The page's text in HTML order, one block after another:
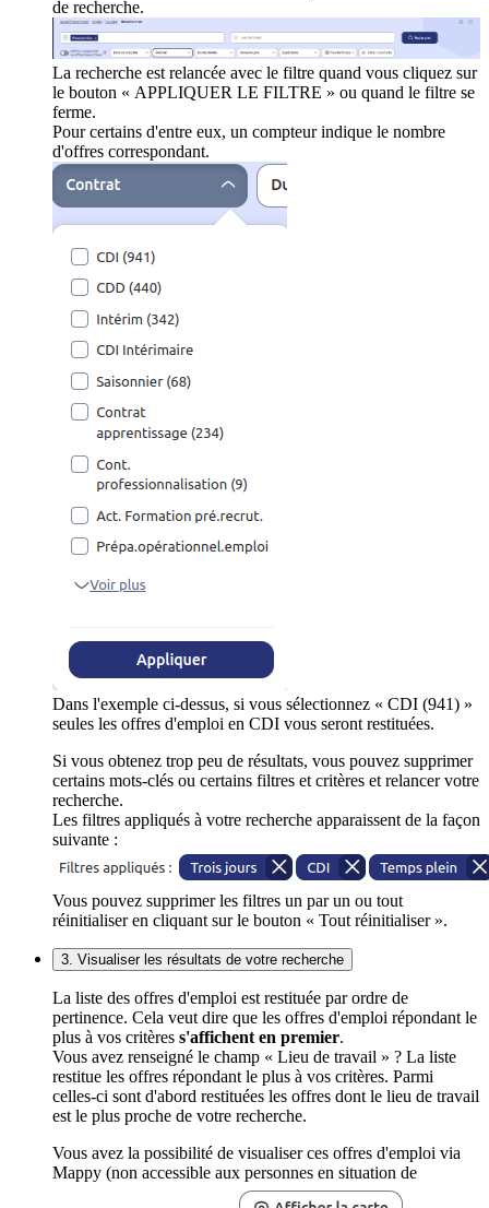
de recherche.
La recherche est relancée avec le filtre quand vous cliquez sur
le bouton « APPLIQUER LE FILTRE » ou quand le filtre se
ferme.
Pour certains d'entre eux, un compteur indique le nombre
d'offres correspondant.
Dans l'exemple ci-dessus, si vous sélectionnez « CDI (941) »
seules les offres d'emploi en CDI vous seront restituées.
Si vous obtenez trop peu de résultats, vous pouvez supprimer
certains mots-clés ou certains filtres et critères et relancer votre
recherche.
Les filtres appliqués à votre recherche apparaissent de la façon
suivante :
Vous pouvez supprimer les filtres un par un ou tout
réinitialiser en cliquant sur le bouton « Tout réinitialiser ».
3. Visualiser les résultats de votre recherche
La liste des offres d'emploi est restituée par ordre de
pertinence. Cela veut dire que les offres d'emploi répondant le
plus à vos critères s'affichent en premier.
Vous avez renseigné le champ « Lieu de travail » ? La liste
restitue les offres répondant le plus à vos critères. Parmi
celles-ci sont d'abord restituées les offres dont le lieu de travail
est le plus proche de votre recherche.
Vous avez la possibilité de visualiser ces offres d'emploi via
Mappy (non accessible aux personnes en situation de